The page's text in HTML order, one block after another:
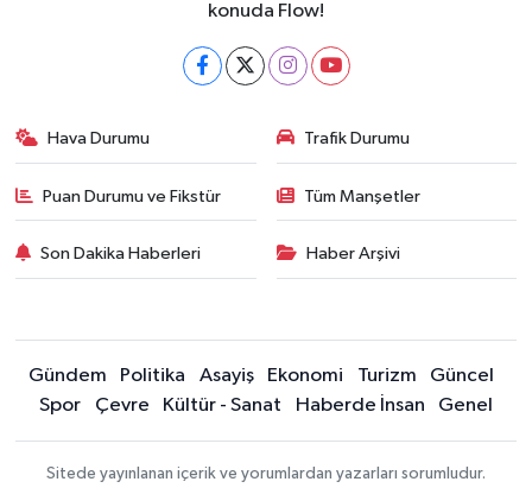
konuda Flow!
Hava Durumu Trafik Durumu
Puan Durumu ve Fikstür Tüm Manşetler
Son Dakika Haberleri Haber Arşivi
Gündem Politika Asayiş Ekonomi Turizm
Güncel
Spor
Çevre Kültür - Sanat Haberde İnsan Genel
Sitede yayınlanan içerik ve yorumlardan yazarları sorumludur.